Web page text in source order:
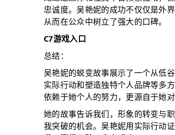
忠诚度。吴艳妮的成功不仅仅是外
从而在公众中树立了强大的口碑。
C7游戏入口
总结：
吴艳妮的蜕变故事展示了一个从低
实际行动和塑造独特个人品牌等多
依赖于她个人的努力，更源自于她
她的故事告诉我们，形象的转变与
我突破的机会。吴艳妮用实际行动